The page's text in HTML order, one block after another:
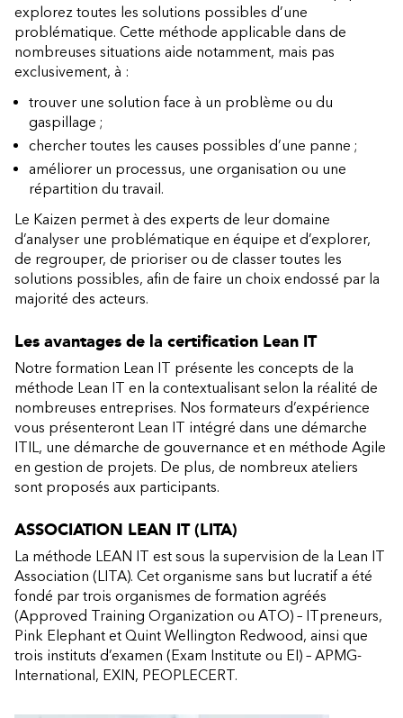
explorez toutes les solutions possibles d’une
problématique. Cette méthode applicable dans de
nombreuses situations aide notamment, mais pas
exclusivement, à :
trouver une solution face à un problème ou du
gaspillage ;
chercher toutes les causes possibles d’une panne ;
améliorer un processus, une organisation ou une
répartition du travail.
Le Kaizen permet à des experts de leur domaine
d’analyser une problématique en équipe et d’explorer,
de regrouper, de prioriser ou de classer toutes les
solutions possibles, afin de faire un choix endossé par la
majorité des acteurs.
Les avantages de la certification Lean IT
Notre formation Lean IT présente les concepts de la
méthode Lean IT en la contextualisant selon la réalité de
nombreuses entreprises. Nos formateurs d’expérience
vous présenteront Lean IT intégré dans une démarche
ITIL, une démarche de gouvernance et en méthode Agile
en gestion de projets. De plus, de nombreux ateliers
sont proposés aux participants.
ASSOCIATION LEAN IT (LITA)
La méthode LEAN IT est sous la supervision de la Lean IT
Association (LITA). Cet organisme sans but lucratif a été
fondé par trois organismes de formation agréés
(Approved Training Organization ou ATO) – ITpreneurs,
Pink Elephant et Quint Wellington Redwood, ainsi que
trois instituts d’examen (Exam Institute ou EI) – APMG-
International, EXIN, PEOPLECERT.